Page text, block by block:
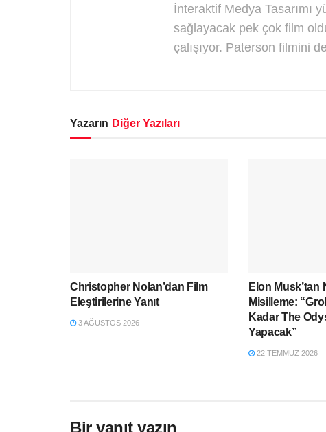
İnteraktif Medya Tasarımı
sağlayacak pek çok film
çalışıyor. Paterson filmini
Yazarın Diğer Yazıları
Christopher Nolan’dan Film
Eleştirilerine Yanıt
3 AĞUSTOS 2026
Elon Musk’tan
Misilleme:
Kadar The
Yapacak”
22 TEMMUZ 2026
Bir yanıt yazın